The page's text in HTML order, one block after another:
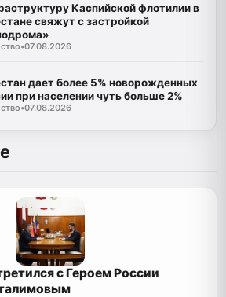
Каспийской флотилии в
свяжут с застройкой
•07.08.2026
дает более 5% новорожденных
при населении чуть больше 2%
•07.08.2026
с Героем России